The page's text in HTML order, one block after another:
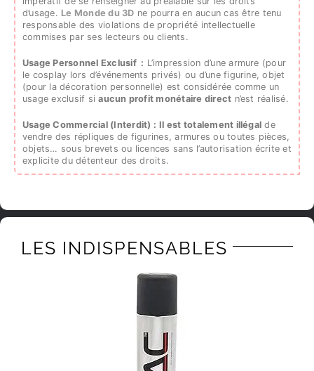
d’usage. Le Monde du 3D ne pourra en aucun cas être tenu
responsable des violations de propriété intellectuelle
commises par ses lecteurs ou clients.
Usage Personnel Exclusif : L’impression d’une armure (pour
le cosplay lors d’événements privés) ou d’une figurine, objet
(pour la décoration personnelle) est considérée comme un
usage exclusif siaucun profit monétaire direct n’est réalisé.
Usage Commercial (Interdit) : Il est totalement illégal de
vendre des répliques de figurines, armures ou toutes pièces,
objets… sous brevets ou licences sans l’autorisation écrite et
explicite du détenteur des droits.
LES INDISPENSABLES